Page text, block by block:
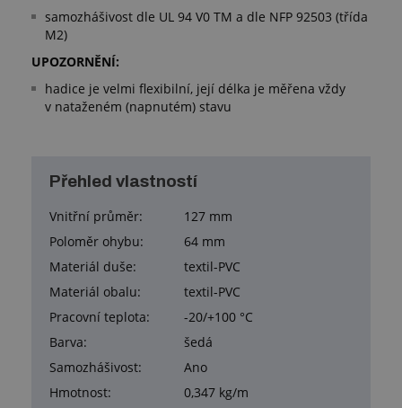
samozhášivost dle UL 94 V0 TM a dle NFP 92503 (třída
M2)
UPOZORNĚNÍ:
hadice je velmi flexibilní, její délka je měřena vždy
v nataženém (napnutém) stavu
Přehled vlastností
Vnitřní průměr:
127 mm
Poloměr ohybu:
64 mm
Materiál duše:
textil-PVC
Materiál obalu:
textil-PVC
Pracovní teplota:
-20/+100 °C
Barva:
šedá
Samozhášivost:
Ano
Hmotnost:
0,347 kg/m